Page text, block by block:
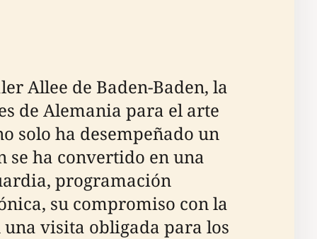
Allee de Baden-Baden, la
de Alemania para el arte
solo ha desempeñado un
se ha convertido en una
programación
su compromiso con la
visita obligada para los